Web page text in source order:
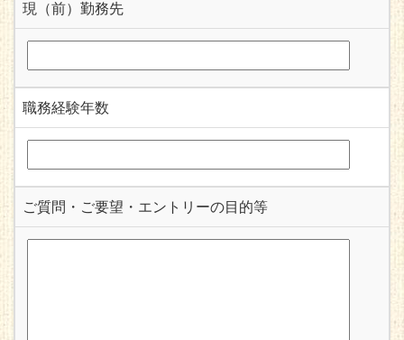
現（前）勤務先
職務経験年数
ご質問・ご要望・エントリーの目的等